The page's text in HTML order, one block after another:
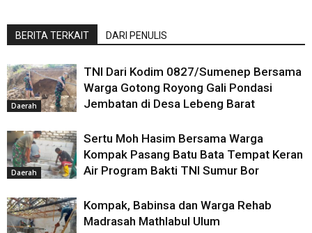
BERITA TERKAIT DARI PENULIS
Daerah
TNI Dari Kodim 0827/Sumenep Bersama
Warga Gotong Royong Gali Pondasi
Jembatan di Desa Lebeng Barat
Daerah
Sertu Moh Hasim Bersama Warga
Kompak Pasang Batu Bata Tempat Keran
Air Program Bakti TNI Sumur Bor
Kompak, Babinsa dan Warga Rehab
Madrasah Mathlabul Ulum